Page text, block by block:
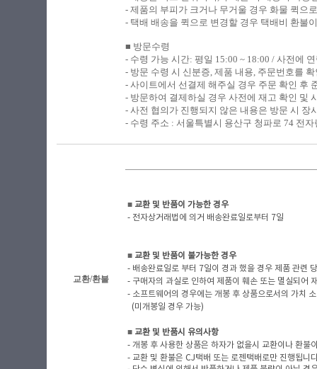
- 제품의 부피가 크거나 무거울 경우 화물 퀵으
- 택배 배송을 퀵으로 변경할 경우 택배비 환불
■ 방문수령
​- 수령 가능 시간: 평일 15:00 ~ 18:00 / 사전에
- 방문 수령 시 신분증, 제품 내용, 주문번호를
- 사이트에서 선결제 해주실 경우 주문 확인 후
- 방문하여 결제하실 경우 사전에 재고 확인 및
- 사전 협의가 진행되지 않은 내용은 방문 시 장
- 수령 주소 : 서울특별시 용산구 청파로 74 전
교환/환불
■ ​ 교환 및 반품이 가능한 경우
- 전자상거래법에 의거 배송완료일로부터 7일
■ ​ 교환 및 반품이 불가능한 경우
- 배송완료일로 부터 7일이 경과 했을 경우 제품 관련
- 구매자의 과실로 인하여 제품이 훼손 또는 멸실되어
- 소프트웨어의 경우에는 개봉 후 상품으로서의 가치
(미개봉일 경우 가능)
■ ​ 교환 및 반품시 유의사항
- 개봉 후 사용한 상품은 하자가 없을시 교환이나 환불
- 교환 및 환불은 CJ택배 또는 로젠택배로만 진행됩니